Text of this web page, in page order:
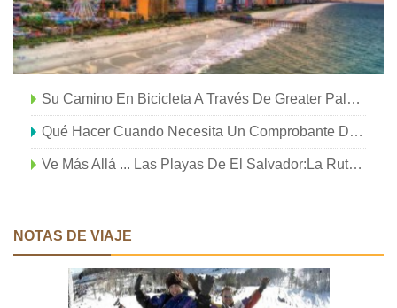
Su Camino En Bicicleta A Través De Greater Palm Springs
Qué Hacer Cuando Necesita Un Comprobante De Viaje Posterior
Ve Más Allá ... Las Playas De El Salvador:La Ruta De Las Flores
NOTAS DE VIAJE